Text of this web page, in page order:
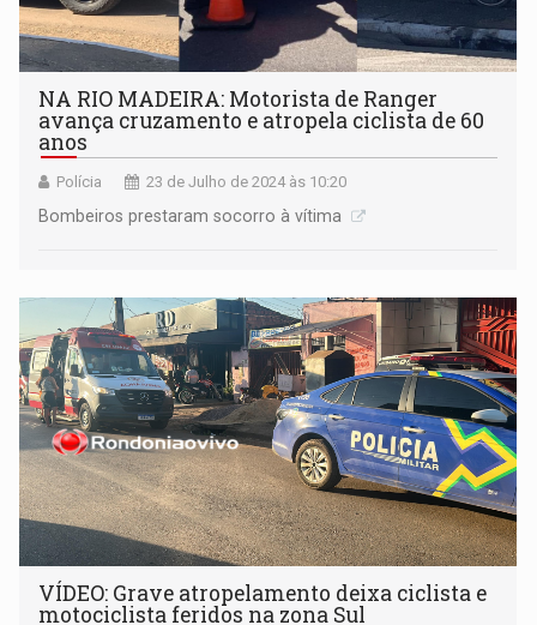
NA RIO MADEIRA: Motorista de Ranger
avança cruzamento e atropela ciclista de 60
anos
Polícia 23 de Julho de 2024 às 10:20
Bombeiros prestaram socorro à vítima
VÍDEO: Grave atropelamento deixa ciclista e
motociclista feridos na zona Sul